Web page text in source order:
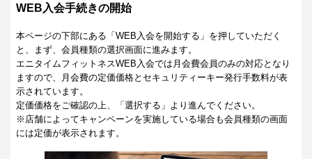
WEB入会手続きの開始
本ページの下部にある「WEB入会を開始する」を押していただく
と、まず、会員種類の選択画面に進みます。
エニタイムフィットネスWEB入会では月会費会員のみの対応となり
ますので、月会費の定価価格とセキュリティーキー発行手数料が表
示されています。
定価価格をご確認の上、「選択する」より進んでください。
※店舗によってキャンペーンを実施している場合も会員種類の画面
には定価が表示されます。